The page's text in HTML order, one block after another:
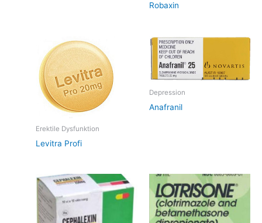
Robaxin
Erektile Dysfunktion
Levitra Profi
Depression
Anafranil